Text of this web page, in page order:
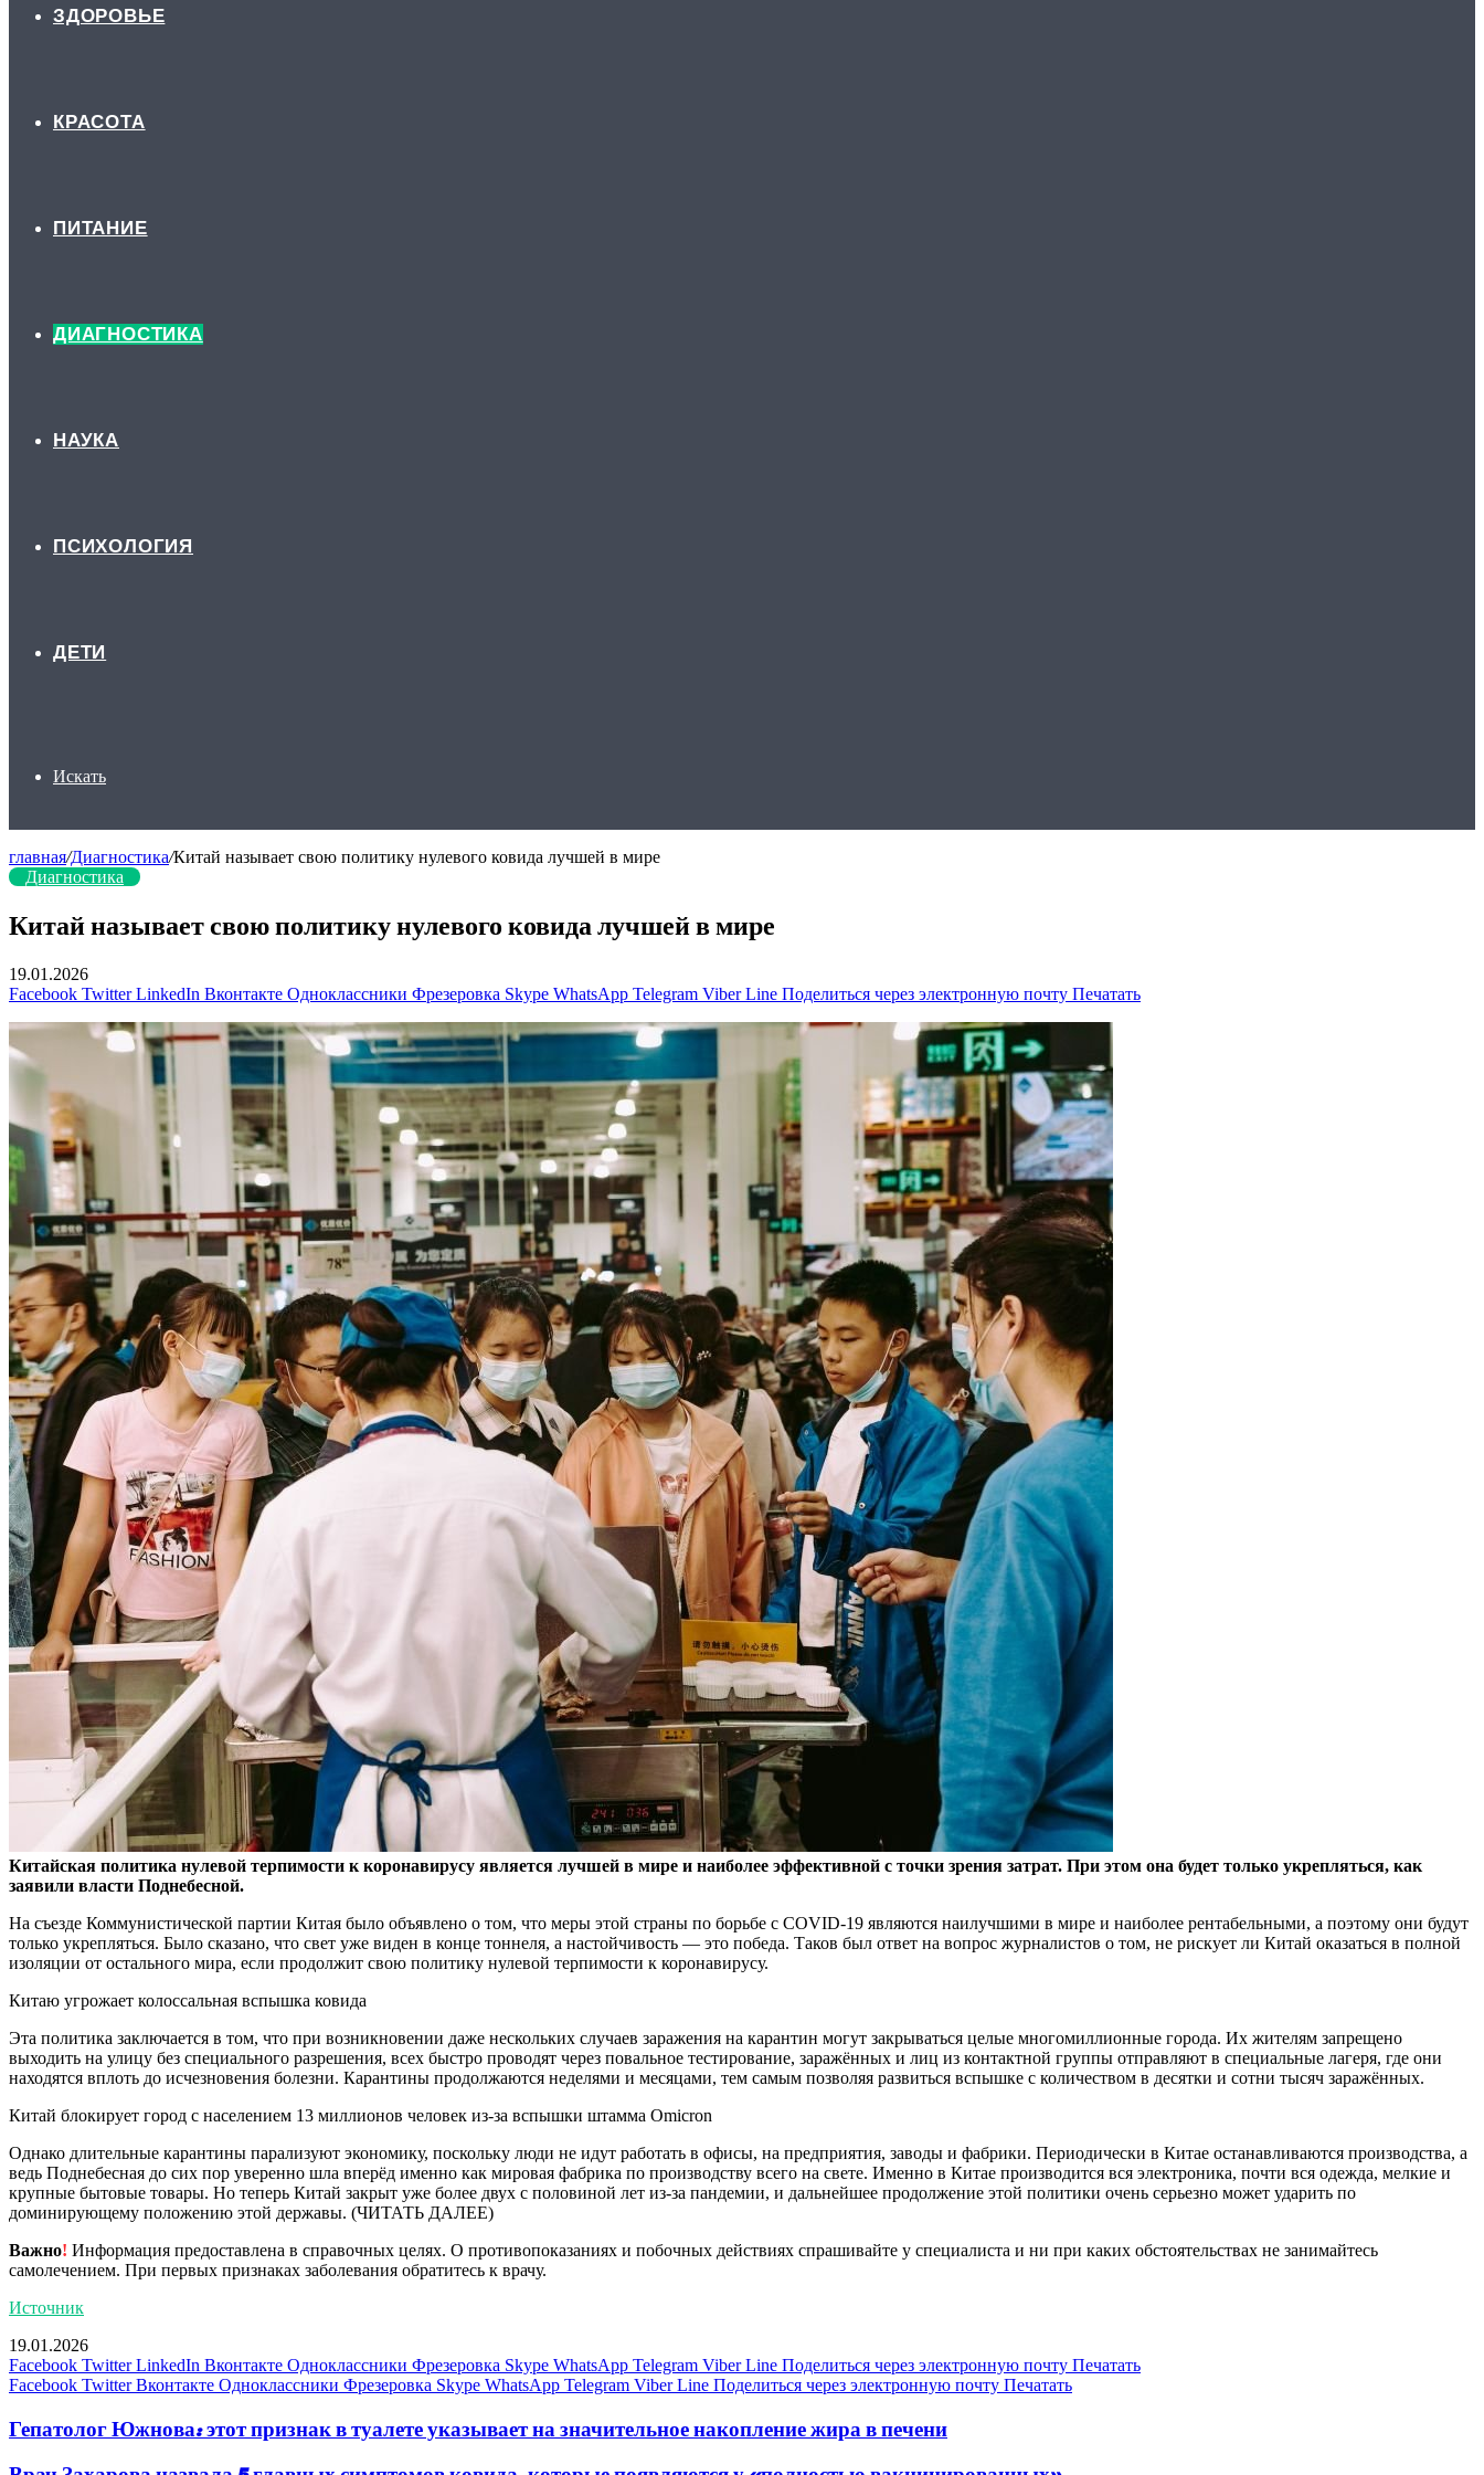
ЗДОРОВЬЕ
КРАСОТА
ПИТАНИЕ
ДИАГНОСТИКА
НАУКА
ПСИХОЛОГИЯ
ДЕТИ
Искать
главная/Диагностика/Китай называет свою политику нулевого ковида лучшей в мире
Диагностика
Китай называет свою политику нулевого ковида лучшей в мире
19.01.2026
Facebook Twitter LinkedIn Вконтакте Одноклассники Фрезеровка Skype WhatsApp Telegram Viber Line Поделиться через электронную почту Печатать
Китайская политика нулевой терпимости к коронавирусу является лучшей в мире и наиболее эффективной с точки зрения затрат. При этом она будет только укрепляться, как
заявили власти Поднебесной.
На съезде Коммунистической партии Китая было объявлено о том, что меры этой страны по борьбе с COVID-19 являются наилучшими в мире и наиболее рентабельными, а поэтому они будут
только укрепляться. Было сказано, что свет уже виден в конце тоннеля, а настойчивость — это победа. Таков был ответ на вопрос журналистов о том, не рискует ли Китай оказаться в полной
изоляции от остального мира, если продолжит свою политику нулевой терпимости к коронавирусу.
Китаю угрожает колоссальная вспышка ковида
Эта политика заключается в том, что при возникновении даже нескольких случаев заражения на карантин могут закрываться целые многомиллионные города. Их жителям запрещено
выходить на улицу без специального разрешения, всех быстро проводят через повальное тестирование, заражённых и лиц из контактной группы отправляют в специальные лагеря, где они
находятся вплоть до исчезновения болезни. Карантины продолжаются неделями и месяцами, тем самым позволяя развиться вспышке с количеством в десятки и сотни тысяч заражённых.
Китай блокирует город с населением 13 миллионов человек из-за вспышки штамма Omicron
Однако длительные карантины парализуют экономику, поскольку люди не идут работать в офисы, на предприятия, заводы и фабрики. Периодически в Китае останавливаются производства, а
ведь Поднебесная до сих пор уверенно шла вперёд именно как мировая фабрика по производству всего на свете. Именно в Китае производится вся электроника, почти вся одежда, мелкие и
крупные бытовые товары. Но теперь Китай закрыт уже более двух с половиной лет из-за пандемии, и дальнейшее продолжение этой политики очень серьезно может ударить по
доминирующему положению этой державы. (ЧИТАТЬ ДАЛЕЕ)
Важно! Информация предоставлена в справочных целях. О противопоказаниях и побочных действиях спрашивайте у специалиста и ни при каких обстоятельствах не занимайтесь
самолечением. При первых признаках заболевания обратитесь к врачу.
Источник
19.01.2026
Facebook Twitter LinkedIn Вконтакте Одноклассники Фрезеровка Skype WhatsApp Telegram Viber Line Поделиться через электронную почту Печатать
Facebook Twitter Вконтакте Одноклассники Фрезеровка Skype WhatsApp Telegram Viber Line Поделиться через электронную почту Печатать
Гепатолог Южнова: этот признак в туалете указывает на значительное накопление жира в печени